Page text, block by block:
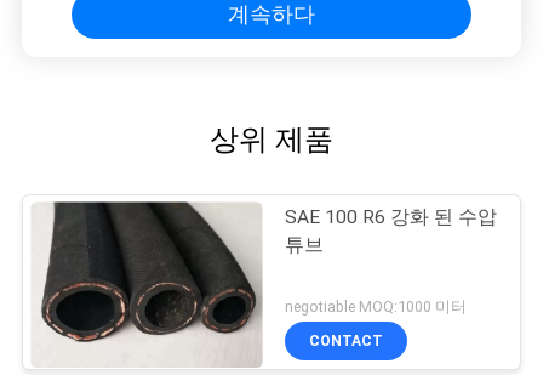
계속하다
상위 제품
SAE 100 R6 강화 된 수압
튜브
negotiable MOQ:1000 미터
CONTACT